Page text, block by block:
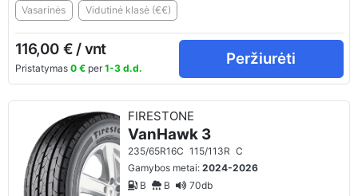
Vasarinės Vidutinė klasė (€€)
116,00 € / vnt
Pristatymas 0 €per 1-3 d.d.
Peržiurėti
FIRESTONE
VanHawk 3
235/65R16C 115/113R C
Gamybos metai:2024-2026
B
B 70db